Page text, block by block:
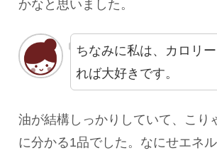
かなと思いました。
ちなみに私は、カロリ
れば大好きです。
油が結構しっかりしていて、こり
に分かる1品でした。なにせエネ